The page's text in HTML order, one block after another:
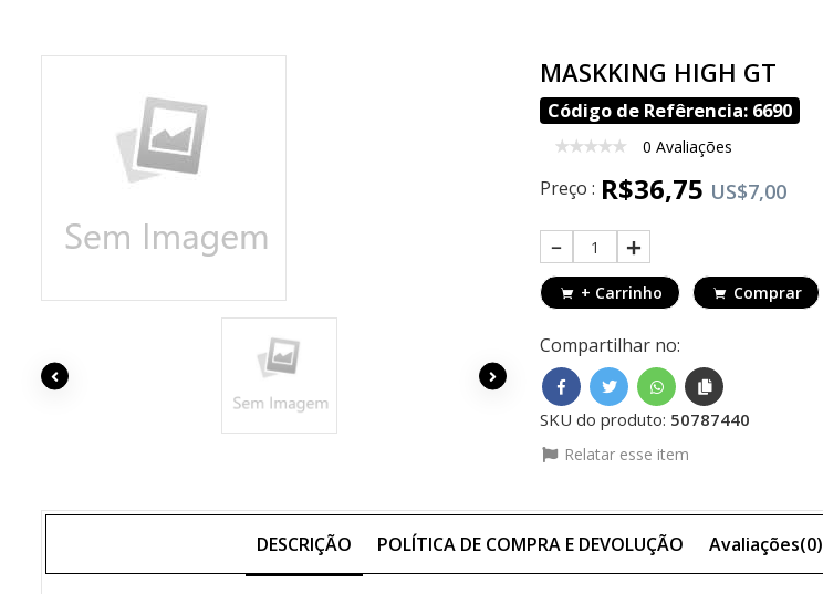
MASKKING HIGH GT
Código de Refêrencia: 6690
0 Avaliações
Preço : R$36,75 US$7,00
1
+ Carrinho Comprar
Compartilhar no:
SKU do produto: 50787440
Relatar esse item
DESCRIÇÃO POLÍTICA DE COMPRA E DEVOLUÇÃO Avaliações(0)